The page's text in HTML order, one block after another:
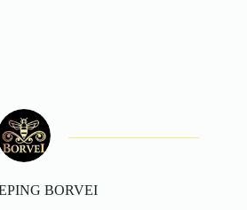
BORVEI